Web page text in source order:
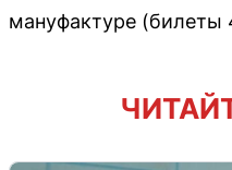
мануфактуре (билеты